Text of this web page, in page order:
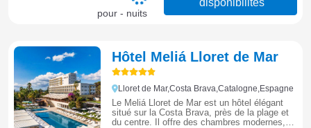
pour - nuits
Hôtel Meliá Lloret de Mar
Lloret de Mar,Costa Brava,Catalogne,Espagne
Le Meliá Lloret de Mar est un hôtel élégant
situé sur la Costa Brava, près de la plage et
du centre. Il offre des chambres modernes,